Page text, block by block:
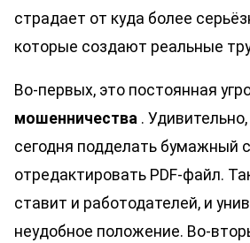
страдает от куда более
которые создают реальные
Во-первых, это постоянная
мошенничества .
сегодня подделать бумажный
отредактировать PDF-файл.
ставит и работодателей, и
неудобное положение. Во-